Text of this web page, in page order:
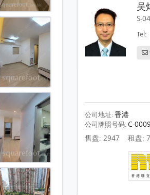
栢
尺
吴
S-
Tel:
公司地址:香港
公司牌照号码:C-
售盘: 2947
租盘: